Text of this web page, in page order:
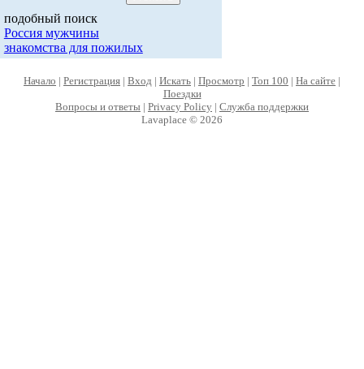
подобный поиск
Россия мужчины
знакомства для пожилых
Начало | Регистрация | Вход | Искать | Просмотр | Топ 100 | На сайте |
Поездки
Вопросы и ответы | Privacy Policy | Служба поддержки
Lavaplace © 2026